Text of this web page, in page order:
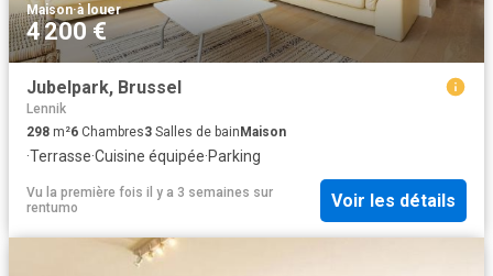
Maison·à louer
4 200 €
Jubelpark, Brussel
Lennik
298 m²6 Chambres3 Salles de bainMaison
·Terrasse·Cuisine équipée·Parking
Vu la première fois il y a 3 semaines sur
rentumo
Voir les détails